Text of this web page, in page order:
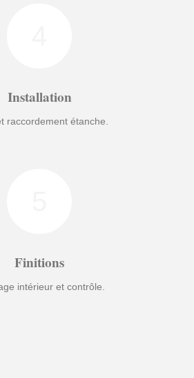
Installation
raccordement étanche.
Finitions
intérieur et contrôle.